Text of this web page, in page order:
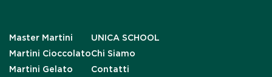
Master Martini
Martini Cioccolato
Martini Gelato
UNICA SCHOOL
Chi Siamo
Contatti